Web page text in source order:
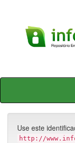
Skip
Use este
http://